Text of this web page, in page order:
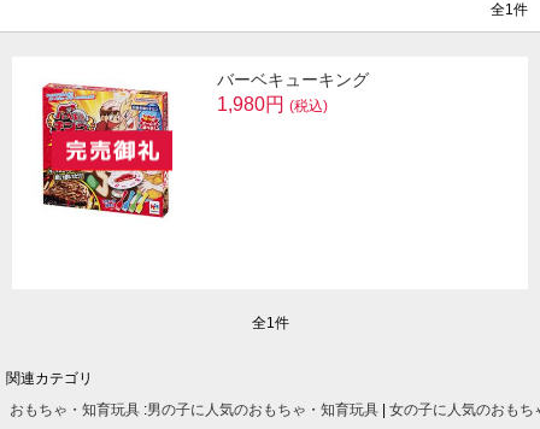
全1件
バーベキューキング
1,980円 (税込)
全1件
関連カテゴリ
おもちゃ・知育玩具 :男の子に人気のおもちゃ・知育玩具 女の子に人気のおもち